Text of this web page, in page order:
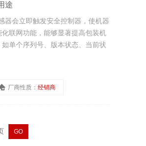
途
器会立即触发安全控制器，使机器
联网功能，能够显著提高包装机
单个序列号、版本状态、当前状
厂商性质： 经销商